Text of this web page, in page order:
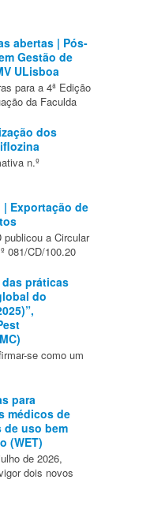
abertas | Pós-
Gestão de
ULisboa
para a 4ª Edição
da Faculda
dos
n.º
Exportação de
publicou a Circular
081/CD/100.20
práticas
do
se como um
para
médicos de
uso bem
(WET)
de 2026,
dois novos